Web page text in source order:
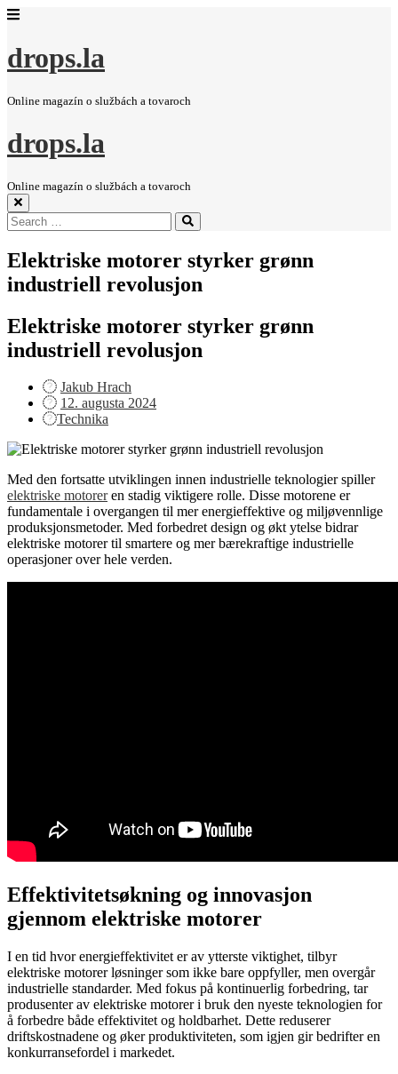
drops.la
Online magazín o službách a tovaroch
drops.la
Online magazín o službách a tovaroch
Search
for:
Search
Elektriske motorer styrker grønn
industriell revolusjon
Elektriske motorer styrker grønn
industriell revolusjon
Jakub Hrach
Posted
on
12. augusta 2024
Technika
Med den fortsatte utviklingen innen industrielle teknologier spiller
elektriske motoreren stadig viktigere rolle. Disse motorene er
fundamentale i overgangen til mer energieffektive og miljøvennlige
produksjonsmetoder. Med forbedret design og økt ytelse bidrar
elektriske motorer til smartere og mer bærekraftige industrielle
operasjoner over hele verden.
Effektivitetsøkning og innovasjon
gjennom elektriske motorer
I en tid hvor energieffektivitet er av ytterste viktighet, tilbyr
elektriske motorer løsninger som ikke bare oppfyller, men overgår
industrielle standarder. Med fokus på kontinuerlig forbedring, tar
produsenter av elektriske motorer i bruk den nyeste teknologien for
å forbedre både effektivitet og holdbarhet. Dette reduserer
driftskostnadene og øker produktiviteten, som igjen gir bedrifter en
konkurransefordel i markedet.